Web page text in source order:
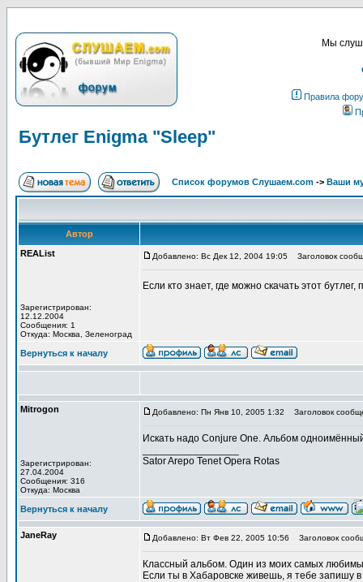
Мы
Правила
Бутлег Enigma "Sleep"
Список форумов Слушаем.com -> Ваши
Автор
REAList
Зарегистрирован:
12.12.2004
Сообщения: 1
Откуда: Москва, Зеленоград
Добавлено: Вс Дек 12, 2004 19:05 Заголовок
Если кто знает, где можно скачать этот
Вернуться к началу
Mitrogon
Зарегистрирован:
27.04.2004
Сообщения: 316
Откуда: Москва
Добавлено: Пн Янв 10, 2005 1:32 Заголовок
Искать надо Conjure One. Альбом
Sator Arepo Tenet Opera Rotas
Вернуться к началу
JaneRay Добавлено: Вт Фев 22, 2005 10:56 Заголовок
Классный альбом. Один из моих самых
Если ты в Хабаровске живешь, я тебе запишу в